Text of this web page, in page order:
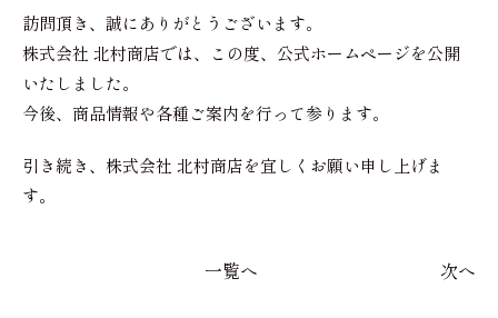
訪問頂き、誠にありがとうございます。
株式会社 北村商店では、この度、公式ホームページを公開
いたしました。
今後、商品情報や各種ご案内を行って参ります。
引き続き、株式会社 北村商店を宜しくお願い申し上げま
す。
一覧へ 次へ